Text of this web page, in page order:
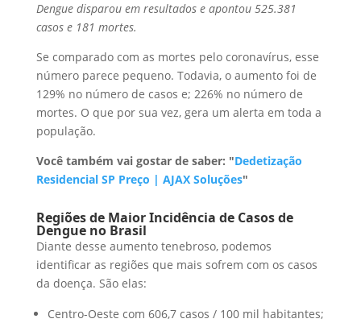
Dengue disparou em resultados e apontou 525.381
casos e 181 mortes.
Se comparado com as mortes pelo coronavírus, esse
número parece pequeno. Todavia, o aumento foi de
129% no número de casos e; 226% no número de
mortes. O que por sua vez, gera um alerta em toda a
população.
Você também vai gostar de saber: "Dedetização
Residencial SP Preço | AJAX Soluções"
Regiões de Maior Incidência de Casos de
Dengue no Brasil
Diante desse aumento tenebroso, podemos
identificar as regiões que mais sofrem com os casos
da doença. São elas:
Centro-Oeste com 606,7 casos / 100 mil habitantes;